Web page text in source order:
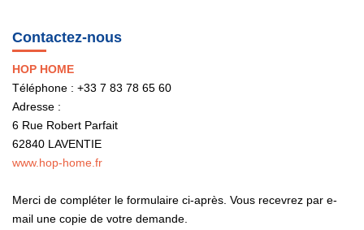
NOS AGENCES
Contactez-nous
HOP HOME
Téléphone : +33 7 83 78 65 60
Adresse :
6 Rue Robert Parfait
62840 LAVENTIE
www.hop-home.fr
Merci de compléter le formulaire ci-après. Vous recevrez par e-
mail une copie de votre demande.